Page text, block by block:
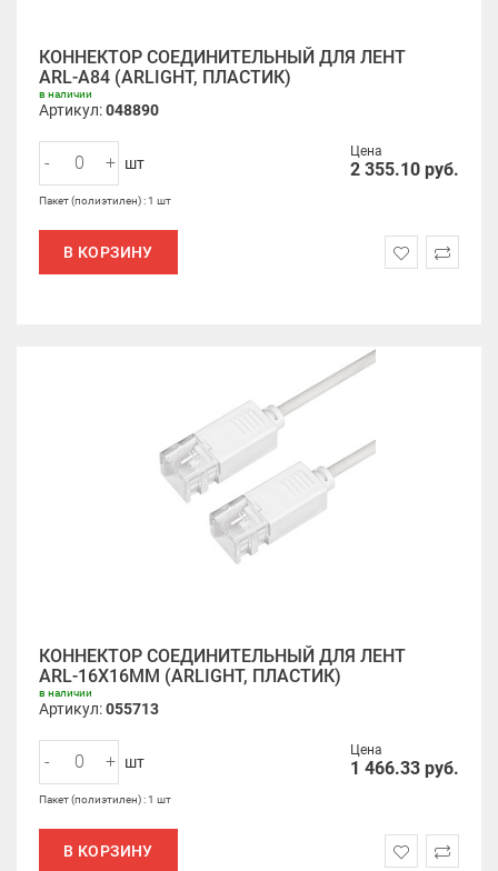
КОННЕКТОР СОЕДИНИТЕЛЬНЫЙ ДЛЯ ЛЕНТ
ARL-A84 (ARLIGHT, ПЛАСТИК)
в наличии
Артикул:048890
Цена
2 355.10 руб.
- + шт
Пакет (полиэтилен) : 1 шт
В КОРЗИНУ
КОННЕКТОР СОЕДИНИТЕЛЬНЫЙ ДЛЯ ЛЕНТ
ARL-16X16MM (ARLIGHT, ПЛАСТИК)
в наличии
Артикул:055713
Цена
1 466.33 руб.
- + шт
Пакет (полиэтилен) : 1 шт
В КОРЗИНУ